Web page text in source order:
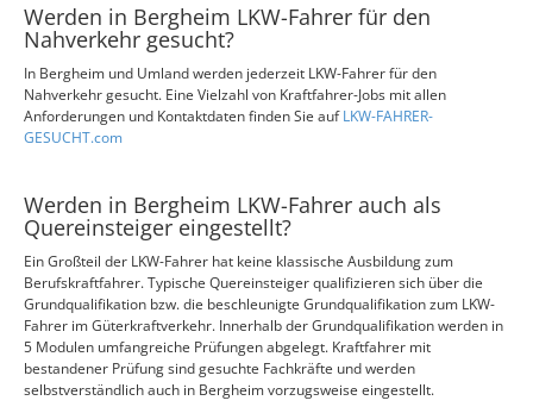
Werden in Bergheim LKW-Fahrer für den
Nahverkehr gesucht?
In Bergheim und Umland werden jederzeit LKW-Fahrer für den
Nahverkehr gesucht. Eine Vielzahl von Kraftfahrer-Jobs mit allen
Anforderungen und Kontaktdaten finden Sie aufLKW-FAHRER-
GESUCHT.com
Werden in Bergheim LKW-Fahrer auch als
Quereinsteiger eingestellt?
Ein Großteil der LKW-Fahrer hat keine klassische Ausbildung zum
Berufskraftfahrer. Typische Quereinsteiger qualifizieren sich über die
Grundqualifikation bzw. die beschleunigte Grundqualifikation zum LKW-
Fahrer im Güterkraftverkehr. Innerhalb der Grundqualifikation werden in
5 Modulen umfangreiche Prüfungen abgelegt. Kraftfahrer mit
bestandener Prüfung sind gesuchte Fachkräfte und werden
selbstverständlich auch in Bergheim vorzugsweise eingestellt.